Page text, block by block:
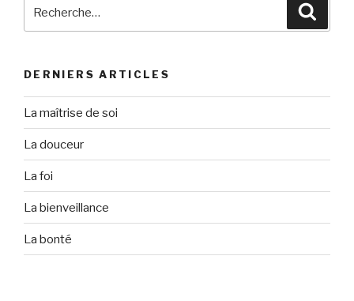
DERNIERS ARTICLES
La maîtrise de soi
La douceur
La foi
La bienveillance
La bonté